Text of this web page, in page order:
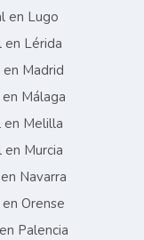
en Lugo
en Lérida
Madrid
Málaga
en Melilla
Murcia
Navarra
Orense
Palencia